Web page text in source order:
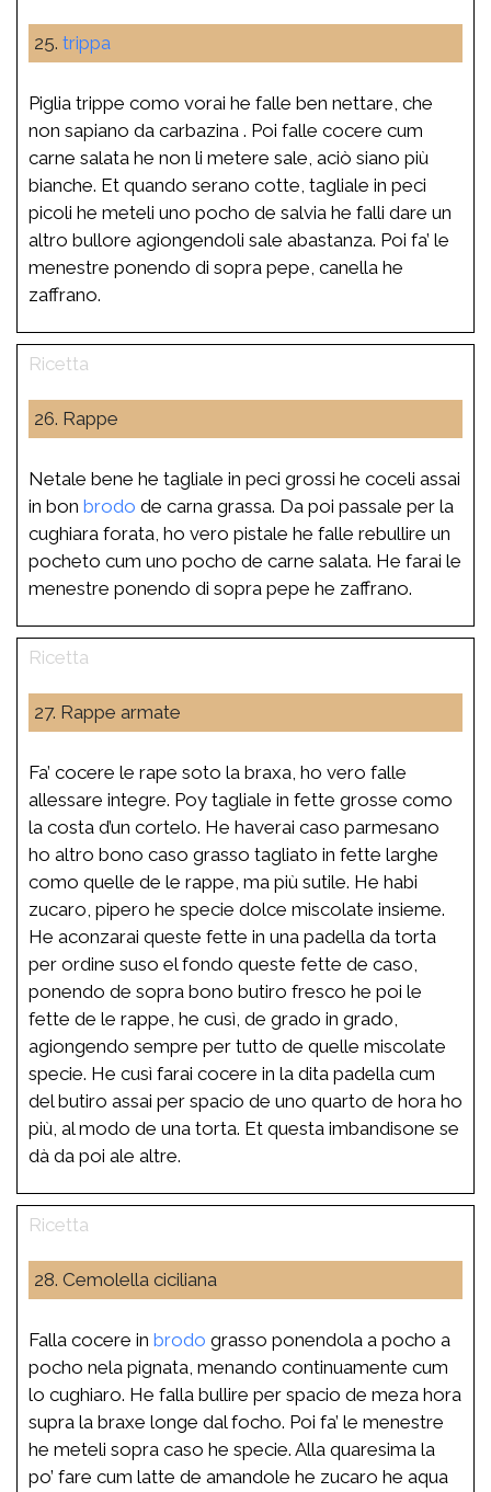
25. trippa
Piglia trippe como vorai he falle ben nettare, che
non sapiano da carbazina . Poi falle cocere cum
carne salata he non li metere sale, aciò siano più
bianche. Et quando serano cotte, tagliale in peci
picoli he meteli uno pocho de salvia he falli dare un
altro bullore agiongendoli sale abastanza. Poi fa’ le
menestre ponendo di sopra pepe, canella he
zaffrano.
26. Rappe
Netale bene he tagliale in peci grossi he coceli assai
in bon brodo de carna grassa. Da poi passale per la
cughiara forata, ho vero pistale he falle rebullire un
pocheto cum uno pocho de carne salata. He farai le
menestre ponendo di sopra pepe he zaffrano.
27. Rappe armate
Fa’ cocere le rape soto la braxa, ho vero falle
allessare integre. Poy tagliale in fette grosse como
la costa d’un cortelo. He haverai caso parmesano
ho altro bono caso grasso tagliato in fette larghe
como quelle de le rappe, ma più sutile. He habi
zucaro, pipero he specie dolce miscolate insieme.
He aconzarai queste fette in una padella da torta
per ordine suso el fondo queste fette de caso,
ponendo de sopra bono butiro fresco he poi le
fette de le rappe, he cusì, de grado in grado,
agiongendo sempre per tutto de quelle miscolate
specie. He cusì farai cocere in la dita padella cum
del butiro assai per spacio de uno quarto de hora ho
più, al modo de una torta. Et questa imbandisone se
dà da poi ale altre.
28. Cemolella ciciliana
Falla cocere in brodo grasso ponendola a pocho a
pocho nela pignata, menando continuamente cum
lo cughiaro. He falla bullire per spacio de meza hora
supra la braxe longe dal focho. Poi fa’ le menestre
he meteli sopra caso he specie. Alla quaresima la
po’ fare cum latte de amandole he zucaro he aqua